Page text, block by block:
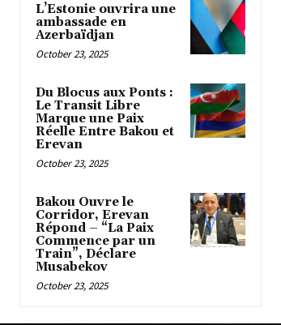
L’Estonie ouvrira une
ambassade en
Azerbaïdjan
October 23, 2025
Du Blocus aux Ponts :
Le Transit Libre
Marque une Paix
Réelle Entre Bakou et
Erevan
October 23, 2025
Bakou Ouvre le
Corridor, Erevan
Répond – “La Paix
Commence par un
Train”, Déclare
Musabekov
October 23, 2025